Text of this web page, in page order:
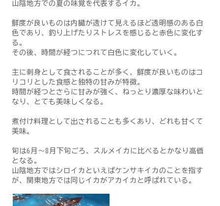
山陰地方での夏の味覚を代表するイカ。
鮮度が良いものは内臓が透けて見えるほど透明感のある白
色であり、釣り上げたりストレスを感じると赤色に変化す
る。
その後、時間が経つにつれて白色に変化していく。
主に刺身として食されることが多く、鮮度が良いものはコ
リコリとした食感と独特の甘みが特徴。
時間が経つとさらに甘みが強く、ねっとり濃厚な味わいと
なり、とても美味しくなる。
煮付け料理として出されることも多くあり、どれも甘くて
美味。
旬は6月～8月下旬ごろ、スルメイカに比べるとかなり高価
となる。
山陰地方ではシロイカといえばケンサキイカのことを指す
が、関東地方では同じイカがアカイカと呼ばれている。